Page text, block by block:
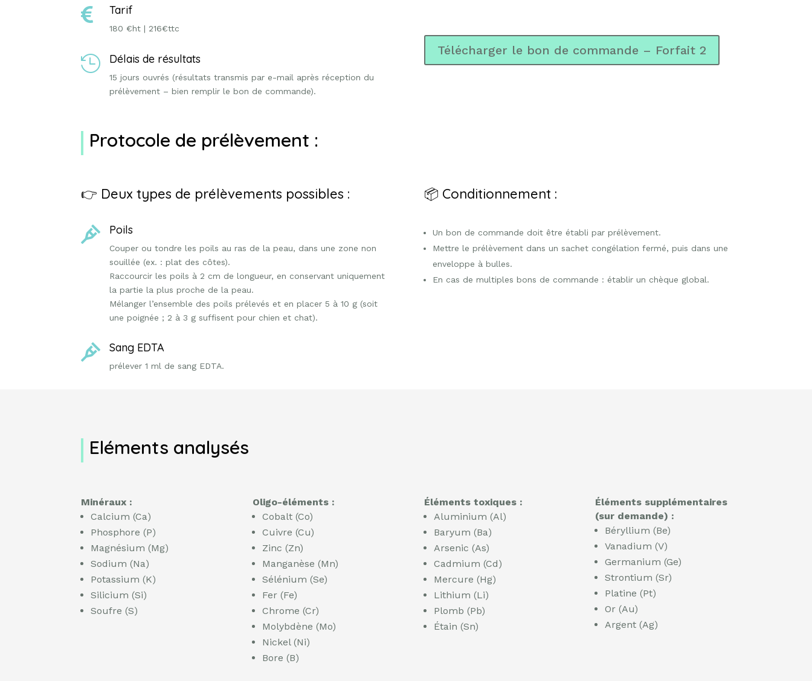
 Tarif
180 €ht | 216€ttc
 Délais de résultats
15 jours ouvrés (résultats transmis par e-mail après réception du
prélèvement – bien remplir le bon de commande).
Télécharger le bon de commande – Forfait 2
Protocole de prélèvement :
👉 Deux types de prélèvements possibles :
 Poils
Couper ou tondre les poils au ras de la peau, dans une zone non
souillée (ex. : plat des côtes).
Raccourcir les poils à 2 cm de longueur, en conservant uniquement
la partie la plus proche de la peau.
Mélanger l’ensemble des poils prélevés et en placer 5 à 10 g (soit
une poignée ; 2 à 3 g suffisent pour chien et chat).
 Sang EDTA
prélever 1 ml de sang EDTA.
📦 Conditionnement :
Un bon de commande doit être établi par prélèvement.
Mettre le prélèvement dans un sachet congélation fermé, puis dans une
enveloppe à bulles.
En cas de multiples bons de commande : établir un chèque global.
Eléments analysés
Minéraux :
Calcium (Ca)
Phosphore (P)
Magnésium (Mg)
Sodium (Na)
Potassium (K)
Silicium (Si)
Soufre (S)
Oligo-éléments :
Cobalt (Co)
Cuivre (Cu)
Zinc (Zn)
Manganèse (Mn)
Sélénium (Se)
Fer (Fe)
Chrome (Cr)
Molybdène (Mo)
Nickel (Ni)
Bore (B)
Éléments toxiques :
Aluminium (Al)
Baryum (Ba)
Arsenic (As)
Cadmium (Cd)
Mercure (Hg)
Lithium (Li)
Plomb (Pb)
Étain (Sn)
Éléments supplémentaires
(sur demande) :
Béryllium (Be)
Vanadium (V)
Germanium (Ge)
Strontium (Sr)
Platine (Pt)
Or (Au)
Argent (Ag)